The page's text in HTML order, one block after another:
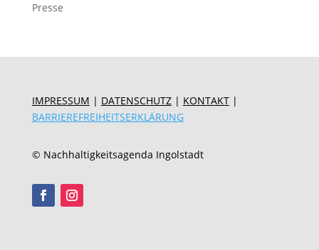
Presse
IMPRESSUM | DATENSCHUTZ| KONTAKT |
BARRIEREFREIHEITSERKLÄRUNG
© Nachhaltigkeitsagenda Ingolstadt